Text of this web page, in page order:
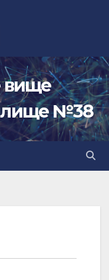
вище
№38